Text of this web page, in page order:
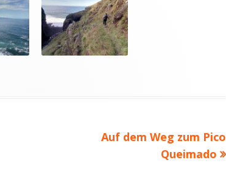
Nächster
Auf dem Weg zum Pico
Queimado